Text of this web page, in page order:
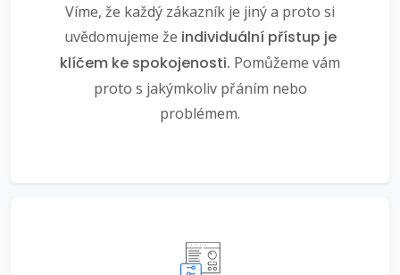
Víme, že každý zákazník je jiný a proto si
uvědomujeme že individuální přístup je
klíčem ke spokojenosti. Pomůžeme vám
proto s jakýmkoliv přáním nebo
problémem.